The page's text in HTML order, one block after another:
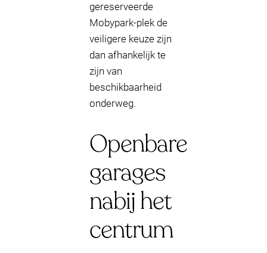
gereserveerde
Mobypark-plek de
veiligere keuze zijn
dan afhankelijk te
zijn van
beschikbaarheid
onderweg.
Openbare
garages
nabij het
centrum